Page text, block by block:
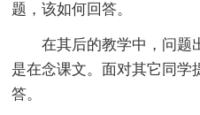
题，该如何回答。
在其后的教学中，问题
是在念课文。面对其它同学
答。